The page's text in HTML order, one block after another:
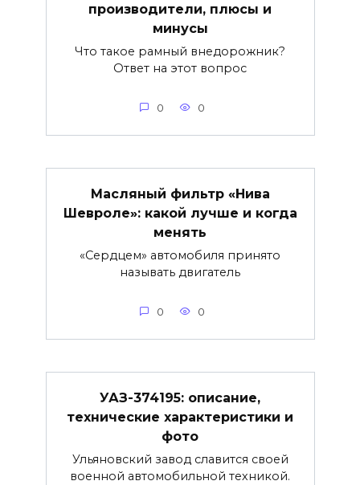
производители, плюсы и
минусы
Что такое рамный внедорожник?
Ответ на этот вопрос
0 0
Масляный фильтр «Нива
Шевроле»: какой лучше и когда
менять
«Сердцем» автомобиля принято
называть двигатель
0 0
УАЗ-374195: описание,
технические характеристики и
фото
Ульяновский завод славится своей
военной автомобильной техникой.